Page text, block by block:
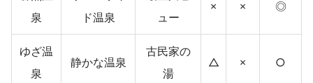
泉
ド温泉
ュー
× × ◎
ゆざ温
泉
静かな温泉
古民家の
湯
△ × ○